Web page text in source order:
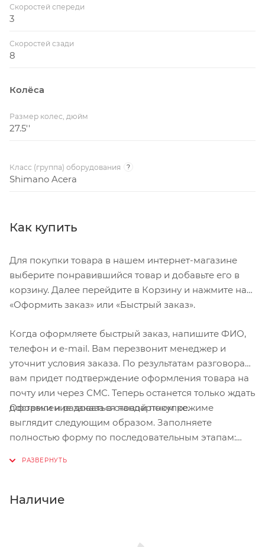
Скоростей спереди
3
Скоростей сзади
8
Колёса
Размер колес, дюйм
27.5''
Класс (группа) оборудования ?
Shimano Acera
Как купить
Для покупки товара в нашем интернет-магазине
выберите понравившийся товар и добавьте его в
корзину. Далее перейдите в Корзину и нажмите на
«Оформить заказ» или «Быстрый заказ».
Когда оформляете быстрый заказ, напишите ФИО,
телефон и e-mail. Вам перезвонит менеджер и
уточнит условия заказа. По результатам разговора
вам придет подтверждение оформления товара на
почту или через СМС. Теперь останется только ждать
доставки и радоваться новой покупке.
Оформление заказа в стандартном режиме
выглядит следующим образом. Заполняете
полностью форму по последовательным этапам:
Нажмите кнопку «Оформить заказ».
Наличие